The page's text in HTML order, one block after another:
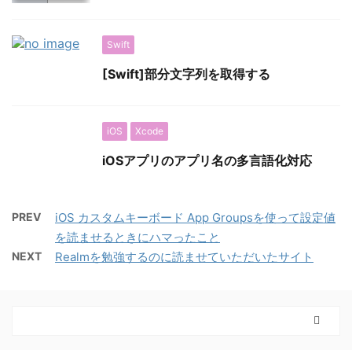
Swift
[Swift]部分文字列を取得する
iOS Xcode
iOSアプリのアプリ名の多言語化対応
PREV
iOS カスタムキーボード App Groupsを使って設定値
を読ませるときにハマったこと
NEXT Realmを勉強するのに読ませていただいたサイト